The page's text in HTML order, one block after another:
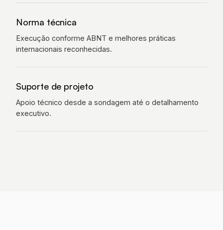
Norma técnica
Execução conforme ABNT e melhores práticas
internacionais reconhecidas.
Suporte de projeto
Apoio técnico desde a sondagem até o detalhamento
executivo.